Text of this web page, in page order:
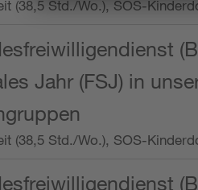
(38,5 Std./Wo.), SOS-
Jahr (FSJ) in
(38,5 Std./Wo.), SOS-